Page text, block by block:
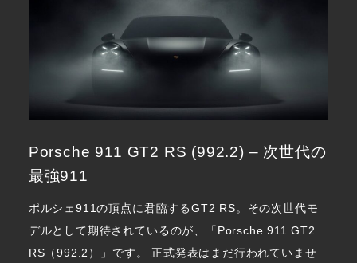
Porsche 911 GT2 RS (992.2) – 次世代の
最強911
ポルシェ911の頂点に君臨するGT2 RS。その次世代モ
デルとして期待されているのが、「Porsche 911 GT2
RS（992.2）」です。 正式発表はまだ行われていませ